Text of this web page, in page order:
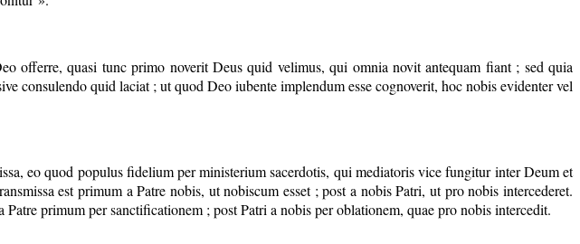
offerre, quasi tunc primo noverit Deus quid velimus, qui omnia novit antequam fiant ; sed quia
consulendo quid laciat ; ut quod Deo iubente implendum esse cognoverit, hoc nobis evidenter vel
eo quod populus fidelium per ministerium sacerdotis, qui mediatoris vice fungitur inter Deum et
est primum a Patre nobis, ut nobiscum esset ; post a nobis Patri, ut pro nobis intercederet.
primum per sanctificationem ; post Patri a nobis per oblationem, quae pro nobis intercedit.